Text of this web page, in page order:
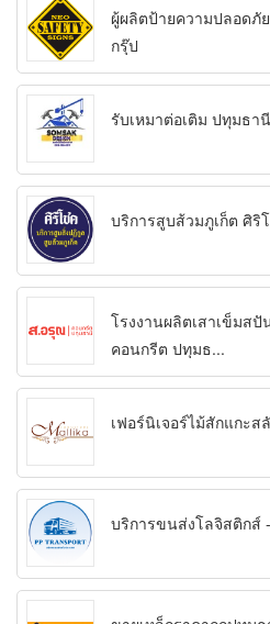
ผู้ผลิตป้ายความปลอดภั
กรุ๊ป
รับเหมาต่อเติม ปทุมธานี
บริการสูบส้วมภูเก็ต ศิริ
โรงงานผลิตเสาเข็มส
คอนกรีต ปทุมธ...
เฟอร์นิเจอร์ไม้สักแกะส
บริการขนส่งโลจิสติกส์